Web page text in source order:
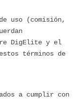
uso (comisión,
DigElite y el
términos de
a cumplir con